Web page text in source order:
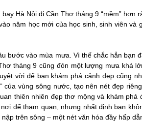
Hà Nội đi Cần Thơ tháng 9 “mềm”
năm học mới của học sinh, sinh viên
bước vào mùa mưa. Vì thế chắc hẳn bạn
tháng 9 cũng đón một lượng mưa khá
vời để bạn khám phá cảnh đẹp cũng
của vùng sông nước, tạo nên nét đẹp
thiên nhiên đẹp thơ mộng và khám
để tham quan, nhưng nhất định bạn
trên sông – một nét văn hóa đầy hấp